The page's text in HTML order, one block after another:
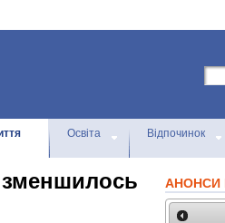
Освіта Відпочинок
зменшилось
АНОНСИ